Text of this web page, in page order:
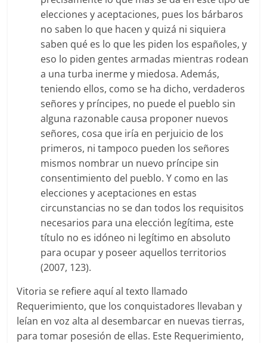
elecciones y aceptaciones, pues los bárbaros
no saben lo que hacen y quizá ni siquiera
saben qué es lo que les piden los españoles, y
eso lo piden gentes armadas mientras rodean
a una turba inerme y miedosa. Además,
teniendo ellos, como se ha dicho, verdaderos
señores y príncipes, no puede el pueblo sin
alguna razonable causa proponer nuevos
señores, cosa que iría en perjuicio de los
primeros, ni tampoco pueden los señores
mismos nombrar un nuevo príncipe sin
consentimiento del pueblo. Y como en las
elecciones y aceptaciones en estas
circunstancias no se dan todos los requisitos
necesarios para una elección legítima, este
título no es idóneo ni legítimo en absoluto
para ocupar y poseer aquellos territorios
(2007, 123).
Vitoria se refiere aquí al texto llamado
Requerimiento, que los conquistadores llevaban y
leían en voz alta al desembarcar en nuevas tierras,
para tomar posesión de ellas. Este Requerimiento,